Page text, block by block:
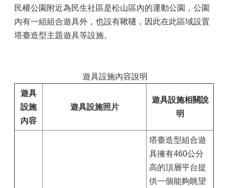
民權公園附近為民生社區是松山區內的運動公園，公園
內有一組組合遊具外，也設有鞦韆，因此在此區域設置
塔臺造型主題遊具等設施。
遊具設施內容說明
遊具
設施
內容
遊具設施照片
遊具設施相關說
明
塔臺造型組合遊
具擁有460公分
高的頂層平台提
供一個能夠眺望